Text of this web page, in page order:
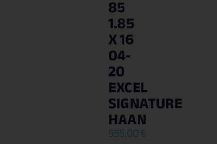
85
1.85
X 16
04-
20
EXCEL
SIGNATURE
HAAN
555.00€